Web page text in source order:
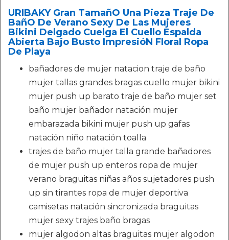
URIBAKY Gran TamañO Una Pieza Traje De
BañO De Verano Sexy De Las Mujeres
Bikini Delgado Cuelga El Cuello Espalda
Abierta Bajo Busto ImpresióN Floral Ropa
De Playa
bañadores de mujer natacion traje de baño
mujer tallas grandes bragas cuello mujer bikini
mujer push up barato traje de baño mujer set
baño mujer bañador natación mujer
embarazada bikini mujer push up gafas
natación niño natación toalla
trajes de baño mujer talla grande bañadores
de mujer push up enteros ropa de mujer
verano braguitas niñas años sujetadores push
up sin tirantes ropa de mujer deportiva
camisetas natación sincronizada braguitas
mujer sexy trajes baño bragas
mujer algodon altas braguitas mujer algodon